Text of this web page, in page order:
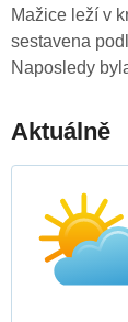
Mažice leží v
sestavena
Naposledy
Aktuálně